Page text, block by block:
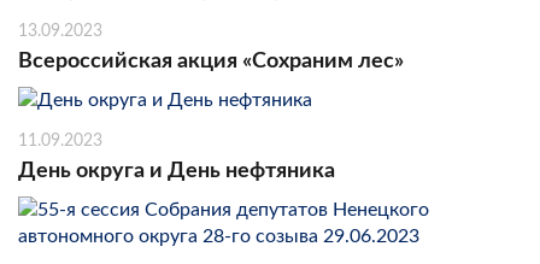
13.09.2023
Всероссийская акция «Сохраним лес»
11.09.2023
День округа и День нефтяника